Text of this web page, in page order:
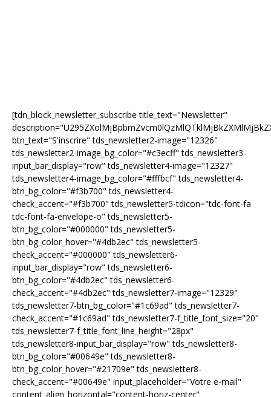
[tdn_block_newsletter_subscribe title_text="Newsletter"
btn_text="S'inscrire" tds_newsletter2-image="12326"
tds_newsletter2-image_bg_color="#c3ecff" tds_newsletter3-
input_bar_display="row" tds_newsletter4-image="12327"
tds_newsletter4-image_bg_color="#fffbcf" tds_newsletter4-
btn_bg_color="#f3b700" tds_newsletter4-
check_accent="#f3b700" tds_newsletter5-tdicon="tdc-font-fa
tdc-font-fa-envelope-o" tds_newsletter5-
btn_bg_color="#000000" tds_newsletter5-
btn_bg_color_hover="#4db2ec" tds_newsletter5-
check_accent="#000000" tds_newsletter6-
input_bar_display="row" tds_newsletter6-
btn_bg_color="#4db2ec" tds_newsletter6-
check_accent="#4db2ec" tds_newsletter7-image="12329"
tds_newsletter7-btn_bg_color="#1c69ad" tds_newsletter7-
check_accent="#1c69ad" tds_newsletter7-f_title_font_size="20"
tds_newsletter7-f_title_font_line_height="28px"
tds_newsletter8-input_bar_display="row" tds_newsletter8-
btn_bg_color="#00649e" tds_newsletter8-
btn_bg_color_hover="#21709e" tds_newsletter8-
check_accent="#00649e" input_placeholder="Votre e-mail"
content_align_horizontal="content-horiz-center"